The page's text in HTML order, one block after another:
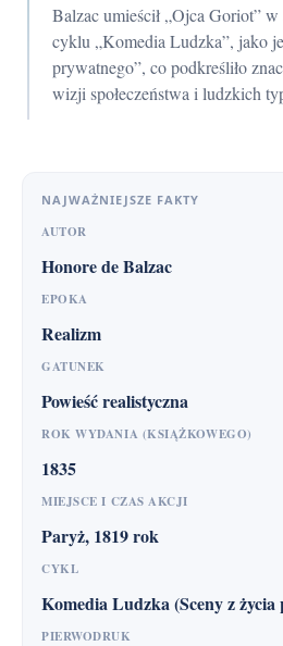
Balzac umieścił „Ojca Goriot” w swoim monumentalnym
cyklu „Komedia Ludzka”, jako
prywatnego”, co podkreśliło
wizji społeczeństwa i ludzkich
NAJWAŻNIEJSZE FAKTY
AUTOR
Honore de Balzac
EPOKA
Realizm
GATUNEK
Powieść realistyczna
ROK WYDANIA (KSIĄŻKOWEGO)
1835
MIEJSCE I CZAS AKCJI
Paryż, 1819 rok
CYKL
Komedia Ludzka (Sceny z
PIERWODRUK